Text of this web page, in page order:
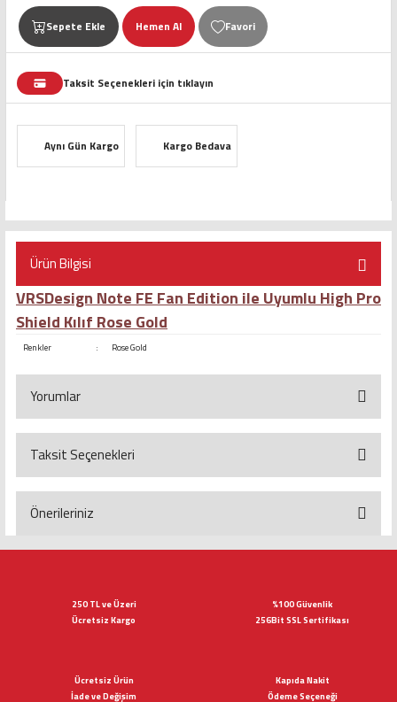
Sepete Ekle Hemen Al
Taksit Seçenekleri için tıklayın
Aynı Gün Kargo Kargo Bedava
Ürün Bilgisi
VRSDesign Note FE Fan Edition ile Uyumlu High Pro
Shield Kılıf Rose Gold
Renkler : Rose Gold
Yorumlar
Bu ürüne ilk yorumu siz yapın!
Taksit Seçenekleri
Önerileriniz
Ürün bilgilerinde hatalar bulunuyor.
250 TL ve Üzeri
Ücretsiz Kargo
%100 Güvenlik
256Bit SSL Sertifikası
Ücretsiz Ürün
İade ve Değişim
Kapıda Nakit
Ödeme Seçeneği